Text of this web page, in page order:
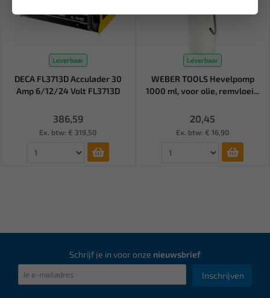
Leverbaar
DECA FL3713D Acculader 30
Amp 6/12/24 Volt FL3713D
386,59
Ex. btw: € 319,50
Leverbaar
WEBER TOOLS Hevelpomp
1000 ml, voor olie, remvloei...
20,45
Ex. btw: € 16,90
Schrijf je in voor onze nieuwsbrief
Inschrijven